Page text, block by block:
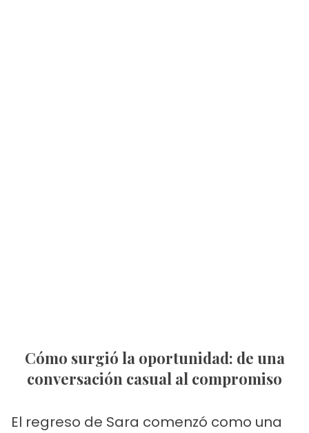
Cómo surgió la oportunidad: de una
conversación casual al compromiso
El regreso de Sara comenzó como una